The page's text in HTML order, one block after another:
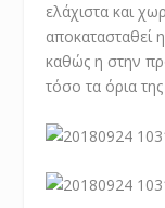
ελάχιστα και
αποκατασταθεί
καθώς η στην
τόσο τα όρια